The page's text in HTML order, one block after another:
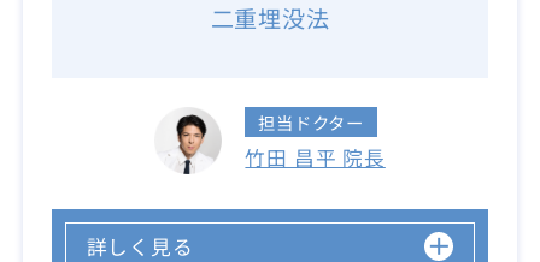
二重埋没法
担当ドクター
竹田 昌平 院長
詳しく見る